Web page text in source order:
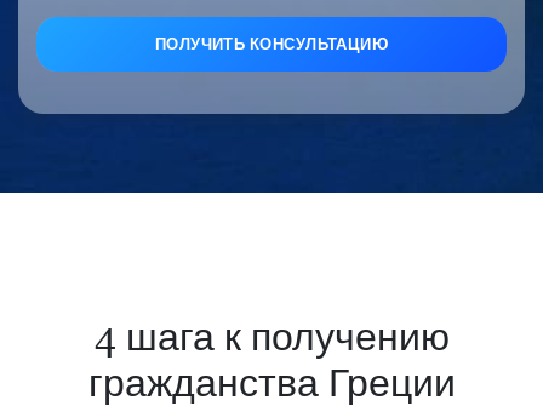
4 шага к получению
гражданства Греции